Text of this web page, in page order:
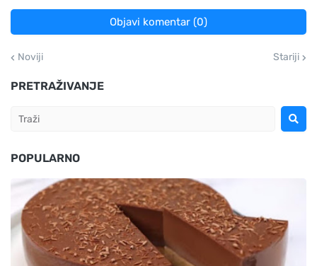
Objavi komentar (0)
Noviji Stariji
PRETRAŽIVANJE
POPULARNO